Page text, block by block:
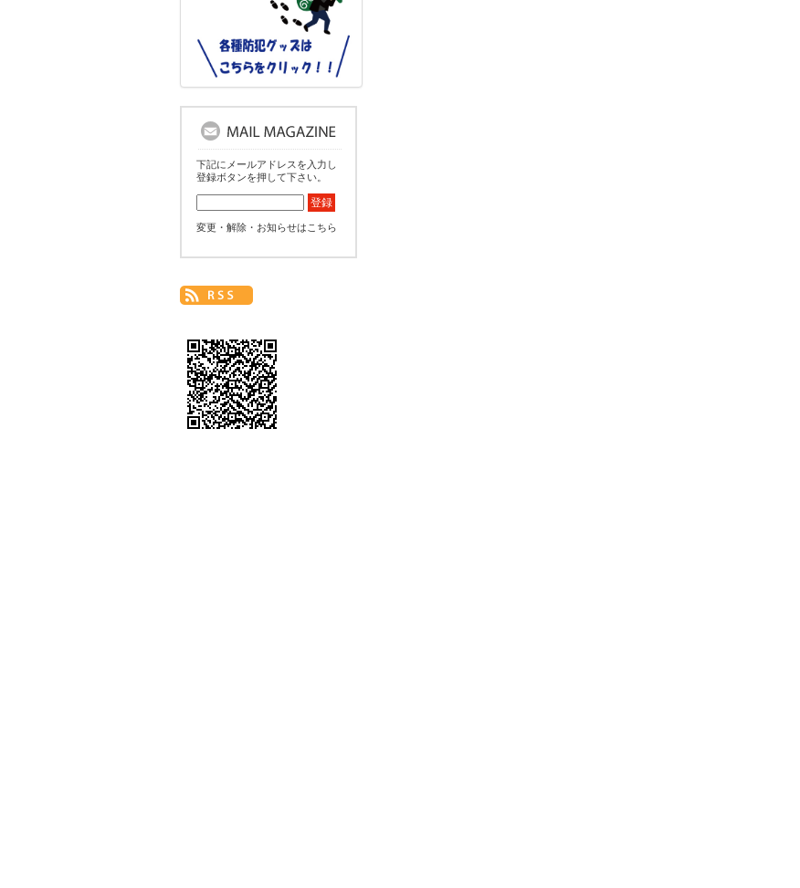
下記にメールアドレスを入力し
登録ボタンを押して下さい。
変更・解除・お知らせはこちら